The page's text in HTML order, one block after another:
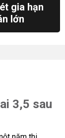
gia hạn
lớn
3,5 sau